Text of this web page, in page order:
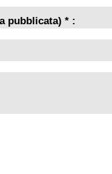
pubblicata) * :